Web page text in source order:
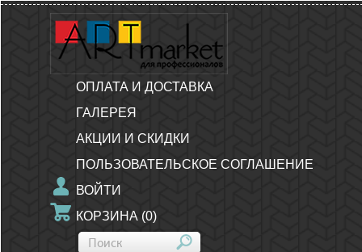
ОПЛАТА И ДОСТАВКА
ГАЛЕРЕЯ
АКЦИИ И СКИДКИ
ПОЛЬЗОВАТЕЛЬСКОЕ СОГЛАШЕНИЕ
ВОЙТИ
КОРЗИНА (0)